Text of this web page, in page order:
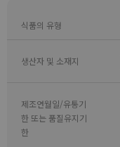
식품의 유형
생산자 및 소재지
제조연월일/유통기
한 또는 품질유지기
한